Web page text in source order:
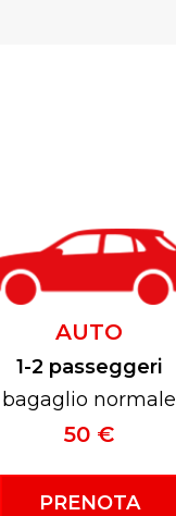
AUTO
1-2 passeggeri
bagaglio normale
50 €
PRENOTA